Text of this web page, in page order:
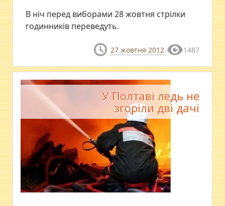
В ніч перед виборами 28 жовтня стрілки
годинників переведуть.
27 жовтня 2012 1487
У Полтаві ледь не
згоріли дві дачі